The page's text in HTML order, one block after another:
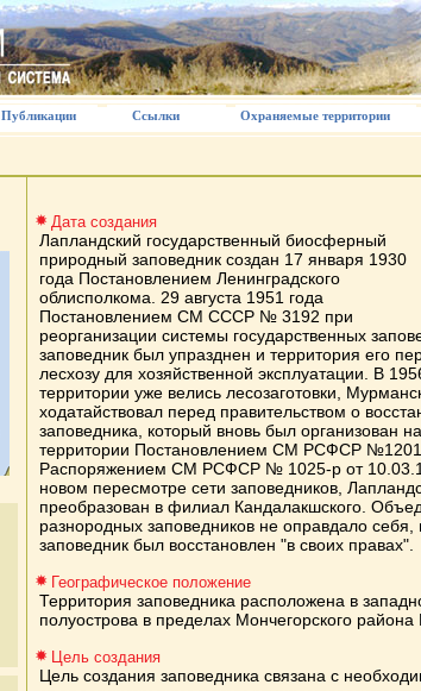
Публикации Ссылки Охраняемые территории
Дата создания
Лапландский государственный биосферный
природный заповедник создан 17 января 1930
года Постановлением Ленинградского
облисполкома. 29 августа 1951 года
Постановлением СМ СССР № 3192 при
реорганизации системы государственных
заповедник был упразднен и территория его
лесхозу для хозяйственной эксплуатации. В
территории уже велись лесозаготовки,
ходатайствовал перед правительством о
заповедника, который вновь был организован
территории Постановлением СМ РСФСР №1201
Распоряжением СМ РСФСР № 1025-р от
новом пересмотре сети заповедников,
преобразован в филиал Кандалакшского.
разнородных заповедников не оправдало себя,
заповедник был восстановлен "в своих правах".
Географическое положение
Территория заповедника расположена в
полуострова в пределах Мончегорского района
Цель создания
Цель создания заповедника связана с